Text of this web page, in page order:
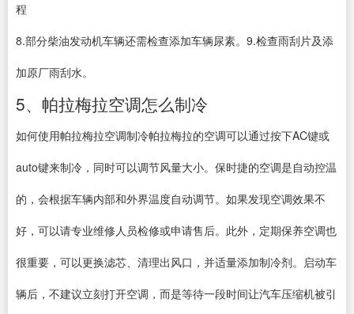
程
8.部分柴油发动机车辆还需检查添加车辆尿素。9.检查雨刮片及添
加原厂雨刮水。
5、帕拉梅拉空调怎么制冷
如何使用帕拉梅拉空调制冷帕拉梅拉的空调可以通过按下AC键或
auto键来制冷，同时可以调节风量大小。保时捷的空调是自动控温
的，会根据车辆内部和外界温度自动调节。如果发现空调效果不
好，可以请专业维修人员检修或申请售后。此外，定期保养空调也
很重要，可以更换滤芯、清理出风口，并适量添加制冷剂。启动车
辆后，不建议立刻打开空调，而是等待一段时间让汽车压缩机被引